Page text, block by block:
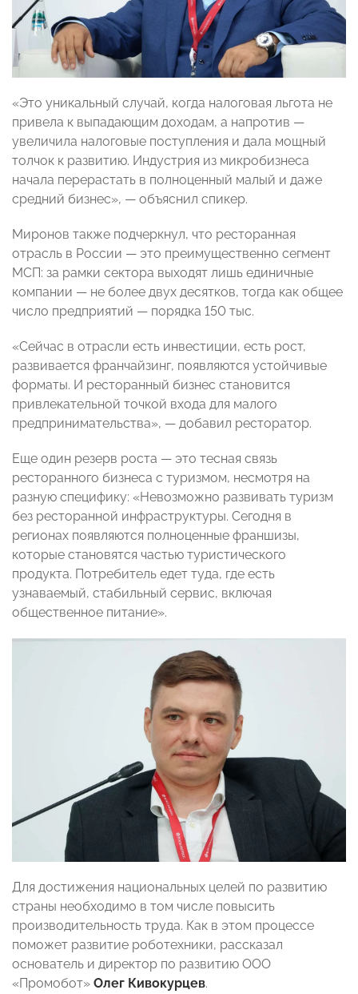
«Это уникальный случай, когда налоговая льгота не
привела к выпадающим доходам, а напротив —
увеличила налоговые поступления и дала мощный
толчок к развитию. Индустрия из микробизнеса
начала перерастать в полноценный малый и даже
средний бизнес», — объяснил спикер.
Миронов также подчеркнул, что ресторанная
отрасль в России — это преимущественно сегмент
МСП: за рамки сектора выходят лишь единичные
компании — не более двух десятков, тогда как общее
число предприятий — порядка 150 тыс.
«Сейчас в отрасли есть инвестиции, есть рост,
развивается франчайзинг, появляются устойчивые
форматы. И ресторанный бизнес становится
привлекательной точкой входа для малого
предпринимательства», — добавил ресторатор.
Еще один резерв роста — это тесная связь
ресторанного бизнеса с туризмом, несмотря на
разную специфику: «Невозможно развивать туризм
без ресторанной инфраструктуры. Сегодня в
регионах появляются полноценные франшизы,
которые становятся частью туристического
продукта. Потребитель едет туда, где есть
узнаваемый, стабильный сервис, включая
общественное питание».
Для достижения национальных целей по развитию
страны необходимо в том числе повысить
производительность труда. Как в этом процессе
поможет развитие роботехники, рассказал
основатель и директор по развитию ООО
«Промобот» Олег Кивокурцев.